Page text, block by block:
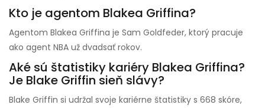
Kto je agentom Blakea Griffina?
Agentom Blakea Griffina je Sam Goldfeder, ktorý pracuje
ako agent NBA už dvadsať rokov.
Aké sú štatistiky kariéry Blakea Griffina?
Je Blake Griffin sieň slávy?
Blake Griffin si udržal svoje kariérne štatistiky s 668 skóre,